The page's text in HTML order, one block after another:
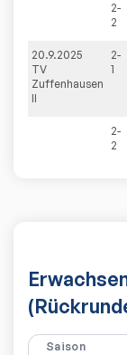
2-
2
20.9.2025
TV
Zuffenhausen
II
2-
1
2-
2
Saison